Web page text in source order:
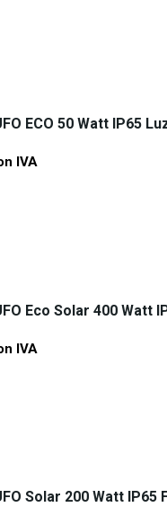
ECO 50 Watt IP65
IVA
Eco Solar 400 Watt
IVA
Solar 200 Watt IP65